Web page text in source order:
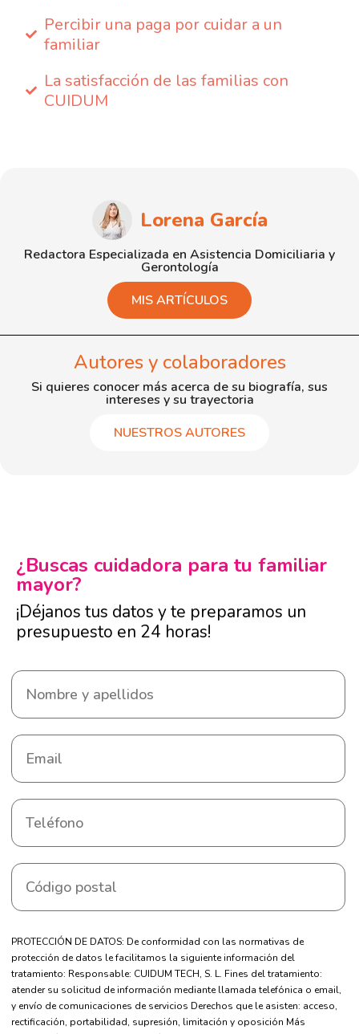
Percibir una paga por cuidar a un
familiar
La satisfacción de las familias con
CUIDUM
Lorena García
Redactora Especializada en Asistencia Domiciliaria y
Gerontología
MIS ARTÍCULOS
Autores y colaboradores
Si quieres conocer más acerca de su biografía, sus
intereses y su trayectoria
NUESTROS AUTORES
¿Buscas cuidadora para tu familiar
mayor?
¡Déjanos tus datos y te preparamos un
presupuesto en 24 horas!
PROTECCIÓN DE DATOS: De conformidad con las normativas de
protección de datos le facilitamos la siguiente información del
tratamiento: Responsable: CUIDUM TECH, S. L. Fines del tratamiento:
atender su solicitud de información mediante llamada telefónica o email,
y envío de comunicaciones de servicios Derechos que le asisten: acceso,
rectificación, portabilidad, supresión, limitación y oposición Más